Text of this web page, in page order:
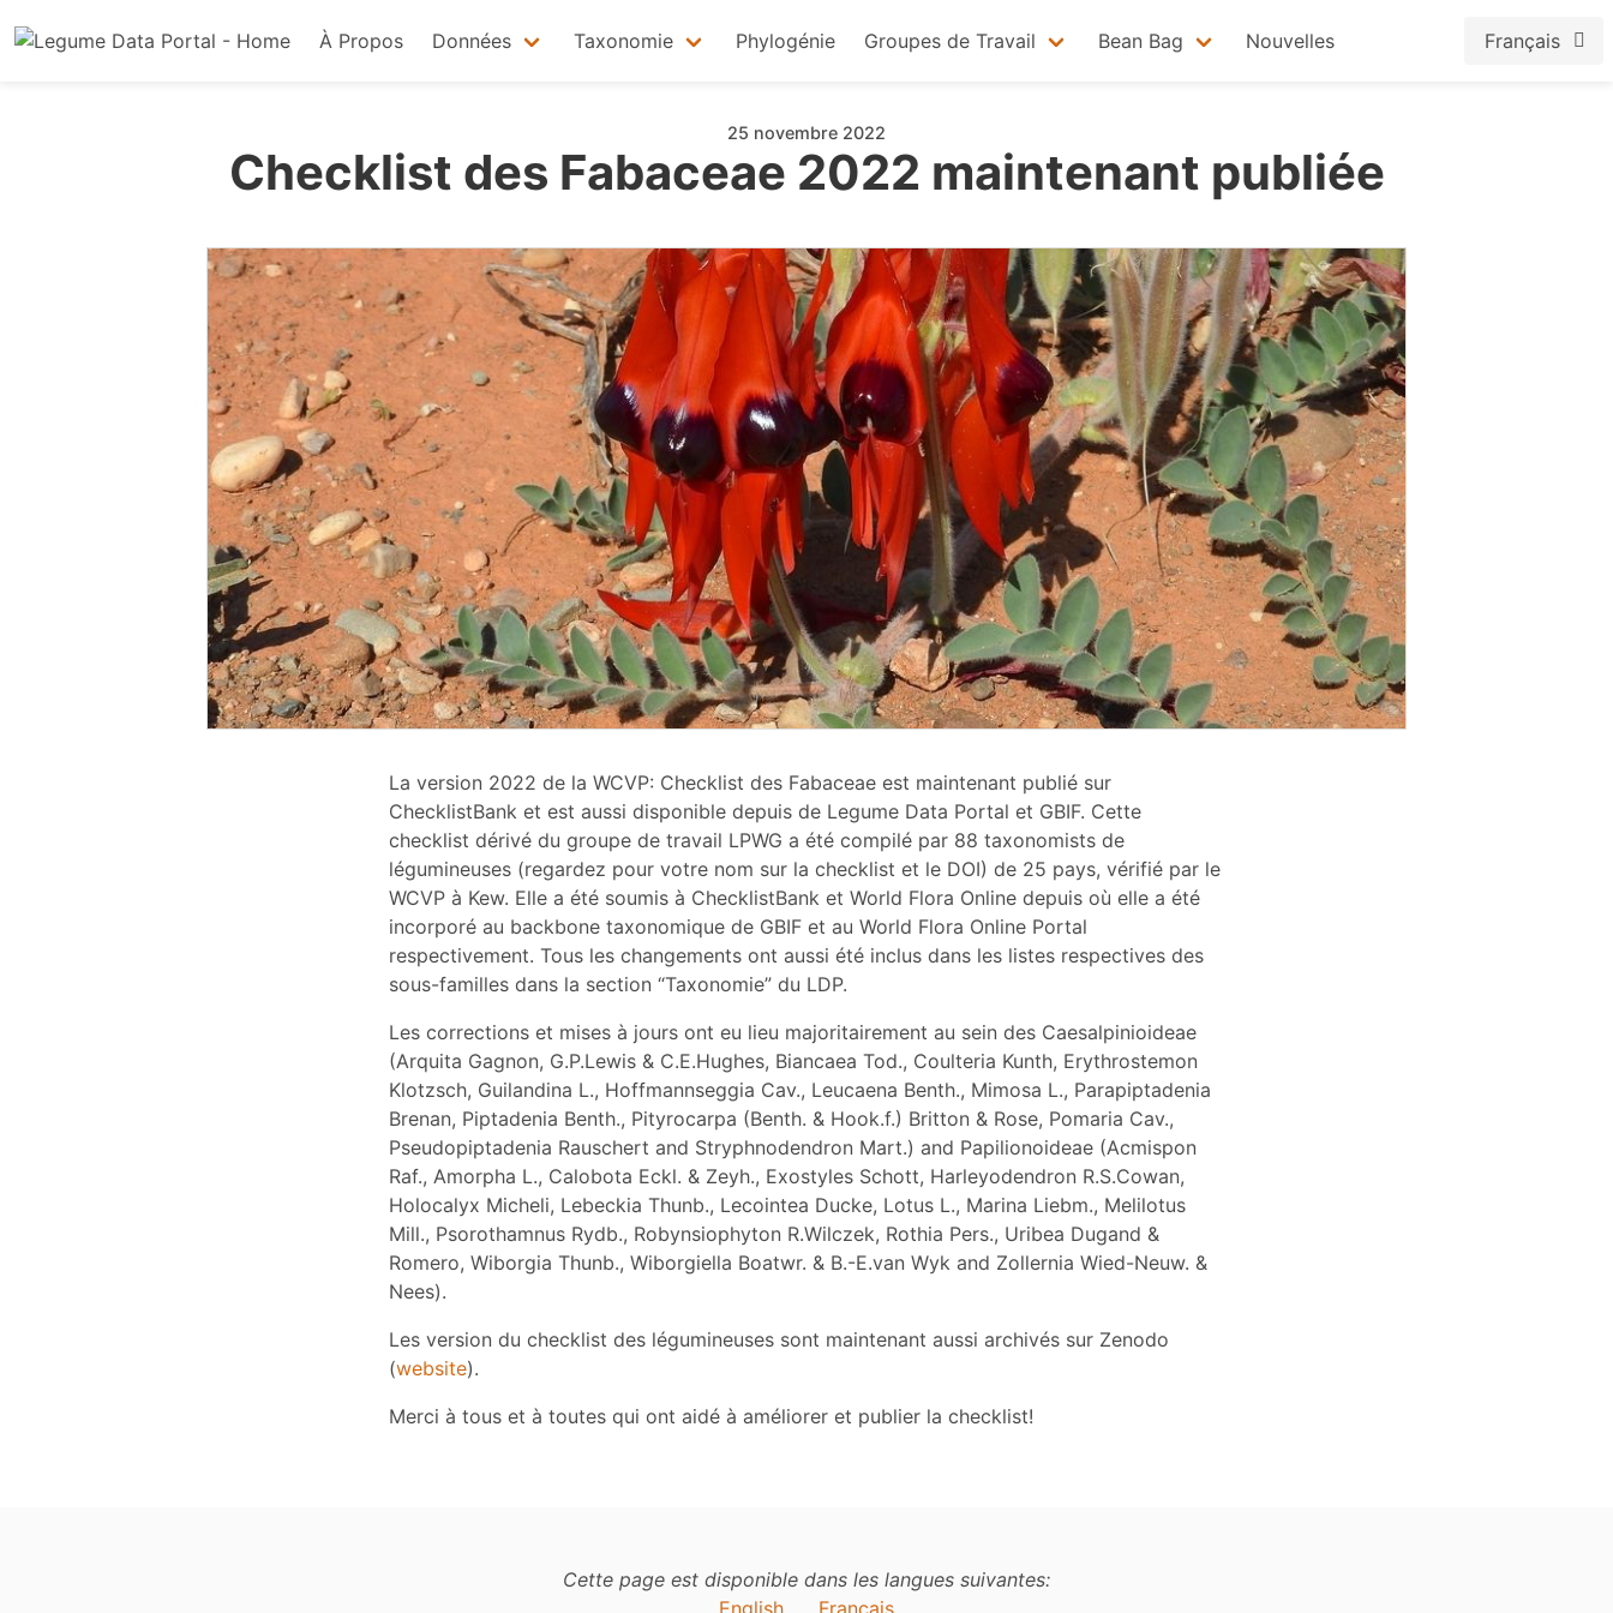
À Propos Données Taxonomie Phylogénie Groupes de Travail Bean Bag Nouvelles Français
25 novembre 2022
Checklist des Fabaceae 2022 maintenant publiée
La version 2022 de la WCVP: Checklist des Fabaceae est maintenant publié sur
ChecklistBank et est aussi disponible depuis de Legume Data Portal et GBIF. Cette
checklist dérivé du groupe de travail LPWG a été compilé par 88 taxonomists de
légumineuses (regardez pour votre nom sur la checklist et le DOI) de 25 pays, vérifié par le
WCVP à Kew. Elle a été soumis à ChecklistBank et World Flora Online depuis où elle a été
incorporé au backbone taxonomique de GBIF et au World Flora Online Portal
respectivement. Tous les changements ont aussi été inclus dans les listes respectives des
sous-familles dans la section “Taxonomie” du LDP.
Les corrections et mises à jours ont eu lieu majoritairement au sein des Caesalpinioideae
(Arquita Gagnon, G.P.Lewis & C.E.Hughes, Biancaea Tod., Coulteria Kunth, Erythrostemon
Klotzsch, Guilandina L., Hoffmannseggia Cav., Leucaena Benth., Mimosa L., Parapiptadenia
Brenan, Piptadenia Benth., Pityrocarpa (Benth. & Hook.f.) Britton & Rose, Pomaria Cav.,
Pseudopiptadenia Rauschert and Stryphnodendron Mart.) and Papilionoideae (Acmispon
Raf., Amorpha L., Calobota Eckl. & Zeyh., Exostyles Schott, Harleyodendron R.S.Cowan,
Holocalyx Micheli, Lebeckia Thunb., Lecointea Ducke, Lotus L., Marina Liebm., Melilotus
Mill., Psorothamnus Rydb., Robynsiophyton R.Wilczek, Rothia Pers., Uribea Dugand &
Romero, Wiborgia Thunb., Wiborgiella Boatwr. & B.-E.van Wyk and Zollernia Wied-Neuw. &
Nees).
Les version du checklist des légumineuses sont maintenant aussi archivés sur Zenodo
(website).
Merci à tous et à toutes qui ont aidé à améliorer et publier la checklist!
Cette page est disponible dans les langues suivantes:
English
Français